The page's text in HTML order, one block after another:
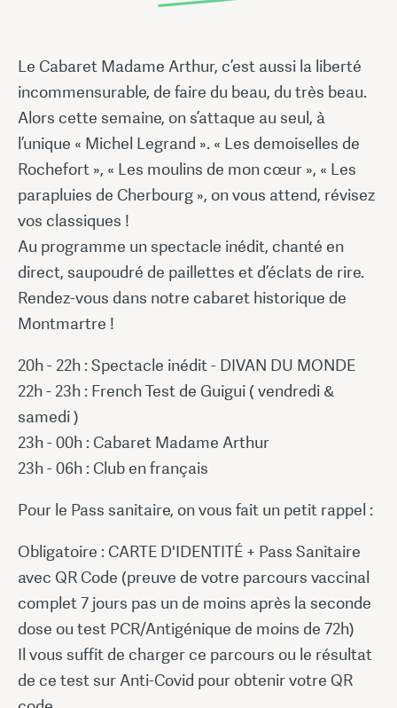
Le Cabaret Madame Arthur, c’est aussi la liberté
incommensurable, de faire du beau, du très beau.
Alors cette semaine, on s’attaque au seul, à
l’unique « Michel Legrand ». « Les demoiselles de
Rochefort », « Les moulins de mon cœur », « Les
parapluies de Cherbourg », on vous attend, révisez
vos classiques !
Au programme un spectacle inédit, chanté en
direct, saupoudré de paillettes et d’éclats de rire.
Rendez-vous dans notre cabaret historique de
Montmartre !
20h - 22h : Spectacle inédit - DIVAN DU MONDE
22h - 23h : French Test de Guigui ( vendredi &
samedi )
23h - 00h : Cabaret Madame Arthur
23h - 06h : Club en français
Pour le Pass sanitaire, on vous fait un petit rappel :
Obligatoire : CARTE D'IDENTITÉ + Pass Sanitaire
avec QR Code (preuve de votre parcours vaccinal
complet 7 jours pas un de moins après la seconde
dose ou test PCR/Antigénique de moins de 72h)
Il vous suffit de charger ce parcours ou le résultat
de ce test sur Anti-Covid pour obtenir votre QR